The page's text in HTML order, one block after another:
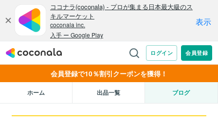
会員登録で10％割引クーポンを獲得！
ホーム 出品一覧 ブログ